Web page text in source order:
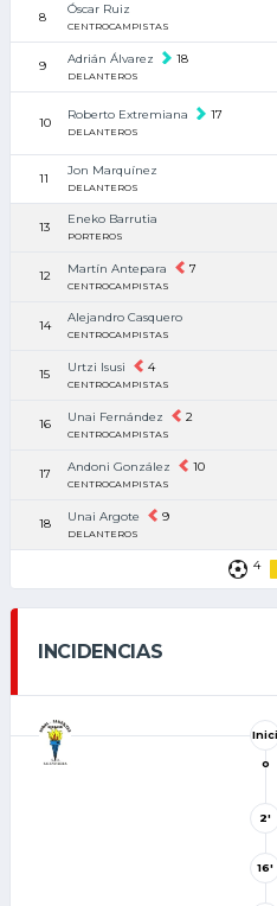
8
Óscar Ruiz
CENTROCAMPISTAS
9 Adrián Álvarez 18
DELANTEROS
10
Roberto Extremiana 17
DELANTEROS
11
Jon Marquínez
DELANTEROS
13
Eneko Barrutia
PORTEROS
12 Martín Antepara 7
CENTROCAMPISTAS
14
Alejandro Casquero
CENTROCAMPISTAS
15 Urtzi Isusi 4
CENTROCAMPISTAS
16 Unai Fernández 2
CENTROCAMPISTAS
17 Andoni González 10
CENTROCAMPISTAS
18 Unai Argote 9
DELANTEROS
4
INCIDENCIAS
Inici
o
2'
16'